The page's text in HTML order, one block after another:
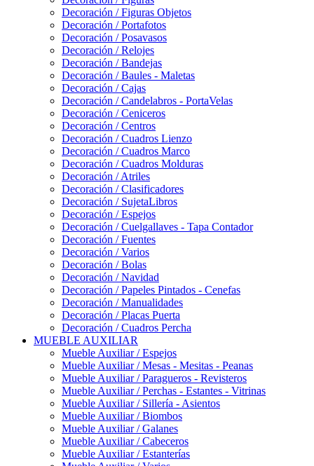
Decoración / Figuras Objetos
Decoración / Portafotos
Decoración / Posavasos
Decoración / Relojes
Decoración / Bandejas
Decoración / Baules - Maletas
Decoración / Cajas
Decoración / Candelabros - PortaVelas
Decoración / Ceniceros
Decoración / Centros
Decoración / Cuadros Lienzo
Decoración / Cuadros Marco
Decoración / Cuadros Molduras
Decoración / Atriles
Decoración / Clasificadores
Decoración / SujetaLibros
Decoración / Espejos
Decoración / Cuelgallaves - Tapa Contador
Decoración / Fuentes
Decoración / Varios
Decoración / Bolas
Decoración / Navidad
Decoración / Papeles Pintados - Cenefas
Decoración / Manualidades
Decoración / Placas Puerta
Decoración / Cuadros Percha
MUEBLE AUXILIAR
Mueble Auxiliar / Espejos
Mueble Auxiliar / Mesas - Mesitas - Peanas
Mueble Auxiliar / Paragueros - Revisteros
Mueble Auxiliar / Perchas - Estantes - Vitrinas
Mueble Auxiliar / Sillería - Asientos
Mueble Auxiliar / Biombos
Mueble Auxiliar / Galanes
Mueble Auxiliar / Cabeceros
Mueble Auxiliar / Estanterías